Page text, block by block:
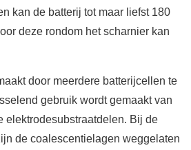
kan de batterij tot maar liefst 180
deze rondom het scharnier kan
door meerdere batterijcellen te
gebruik wordt gemaakt van
elektrodesubstraatdelen. Bij de
de coalescentielagen weggelaten